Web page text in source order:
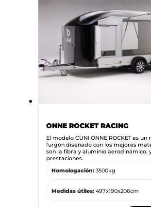
ONNE ROCKET RACING
El modelo CUNI ONNE ROCKET es
furgón diseñado con los mejores
son la fibra y aluminio aerodinámico,
prestaciones.
Homologación: 3500kg
Medidas útiles: 497x190x206cm